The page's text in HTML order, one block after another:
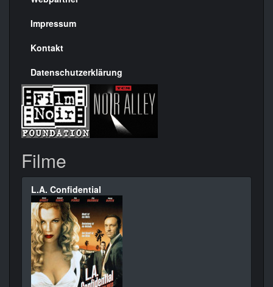
Seite
Impressum
Kontakt
Datenschutzerklärung
Filme
L.A. Confidential